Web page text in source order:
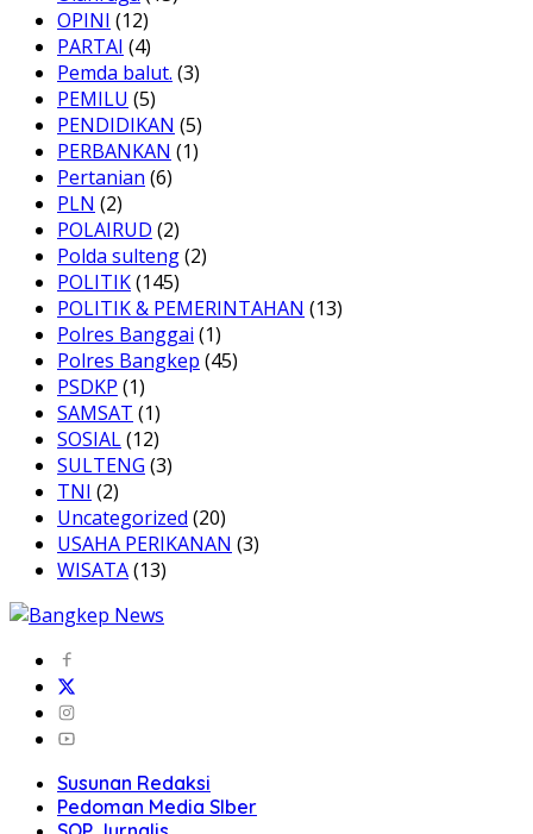
OPINI (12)
PARTAI (4)
Pemda balut. (3)
PEMILU (5)
PENDIDIKAN (5)
PERBANKAN (1)
Pertanian (6)
PLN (2)
POLAIRUD (2)
Polda sulteng(2)
POLITIK(145)
POLITIK & PEMERINTAHAN (13)
Polres Banggai (1)
Polres Bangkep (45)
PSDKP (1)
SAMSAT (1)
SOSIAL(12)
SULTENG (3)
TNI (2)
Uncategorized (20)
USAHA PERIKANAN (3)
WISATA(13)
Susunan Redaksi
Pedoman Media SIber